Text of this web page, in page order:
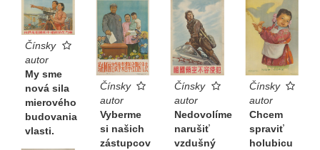
Čínsky
autor
My sme
nová sila
mierového
budovania
vlasti.
Čínsky
autor
Vyberme
si našich
zástupcov
Čínsky
autor
Nedovolíme
narušiť
vzdušný
Čínsky
autor
Chcem
spraviť
holubicu